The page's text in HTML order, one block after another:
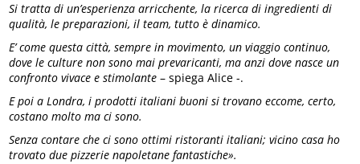
Si tratta di un’esperienza arricchente, la ricerca di ingredienti di
qualità, le preparazioni, il team, tutto è dinamico.
E’ come questa città, sempre in movimento, un viaggio continuo,
dove le culture non sono mai prevaricanti, ma anzi dove nasce un
confronto vivace e stimolante – spiega Alice -.
E poi a Londra, i prodotti italiani buoni si trovano eccome, certo,
costano molto ma ci sono.
Senza contare che ci sono ottimi ristoranti italiani; vicino casa ho
trovato due pizzerie napoletane fantastiche».